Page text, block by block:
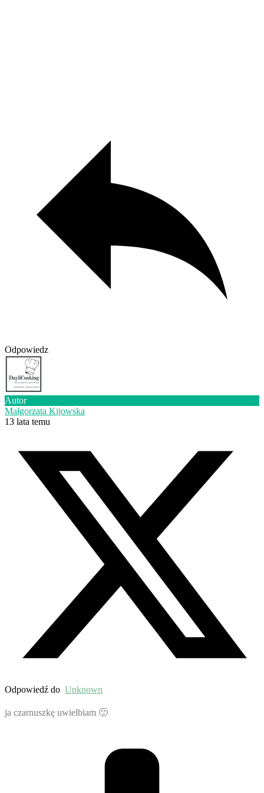
Odpowiedz
Autor
Małgorzata Kijowska
13 lata temu
Odpowiedź do Unknown
ja czarnuszkę uwielbiam 🙂